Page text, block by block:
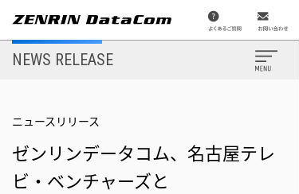
イ
コ
NEWS RELEASE
ニュースリリース
ゼンリンデータコム、名古屋テレ
ビ・ベンチャーズと